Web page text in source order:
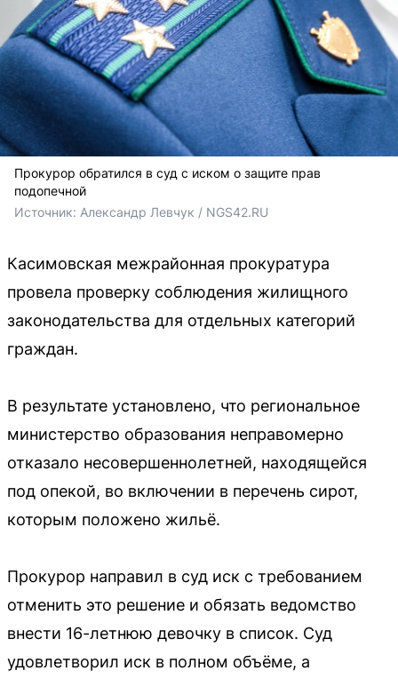
Прокурор обратился в суд с иском о защите прав
подопечной
Источник: Александр Левчук / NGS42.RU
Касимовская межрайонная прокуратура
провела проверку соблюдения жилищного
законодательства для отдельных категорий
граждан.
В результате установлено, что региональное
министерство образования неправомерно
отказало несовершеннолетней, находящейся
под опекой, во включении в перечень сирот,
которым положено жильё.
Прокурор направил в суд иск с требованием
отменить это решение и обязать ведомство
внести 16-летнюю девочку в список. Суд
удовлетворил иск в полном объёме, а